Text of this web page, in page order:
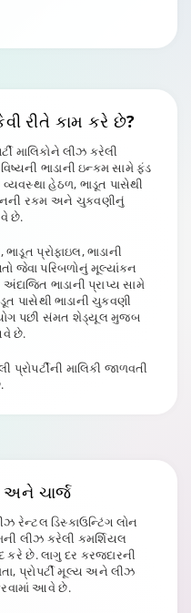
રીતે કામ કરે છે?
માલિકોને લીઝ કરેલી
ભાડાની ઇન્કમ સામે ફંડ
હેઠળ, ભાડૂત પાસેથી
રકમ અને ચુકવણીનું
છે.
પ્રોફાઇલ, ભાડાની
જેવા પરિબળોનું મૂલ્યાંકન
ભાડાની પ્રાપ્ય સામે
પાસેથી ભાડાની ચુકવણી
પછી સંમત શેડ્યૂલ મુજબ
છે.
માલિકી જાળવતી
અને ચાર્જ
રેન્ટલ ડિસ્કાઉન્ટિંગ લોન
લીઝ કરેલી કમર્શિયલ
કરે છે. લાગુ દર કરજદારની
પ્રોપર્ટી મૂલ્ય અને લીઝ
આવે છે.